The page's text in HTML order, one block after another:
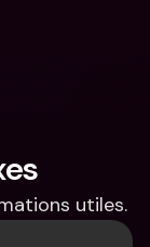
utiles.